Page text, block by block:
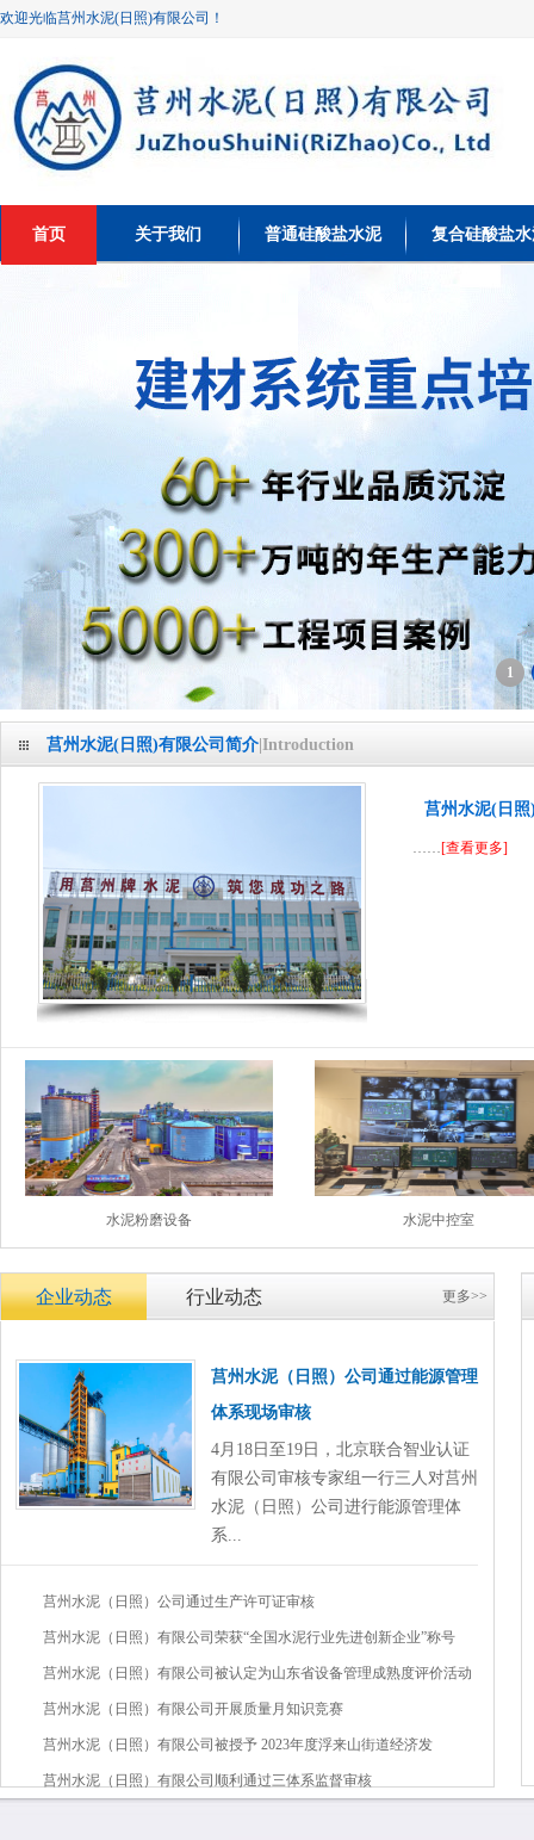
欢迎光临莒州水泥(日照)有限公司！
首页 关于我们 普通硅酸盐水泥 复合硅酸盐
1
莒州水泥(日照)有限公司简介 |Introduction
莒州水泥(日
……[查看更多]
水泥粉磨设备 水泥中控室
企业动态 行业动态 更多>>
莒州水泥（日照）公司通过能源管理
体系现场审核
4月18日至19日，北京联合智业认证
有限公司审核专家组一行三人对莒州
水泥（日照）公司进行能源管理体
系...
莒州水泥（日照）公司通过生产许可证审核
莒州水泥（日照）有限公司荣获“全国水泥行业先进创新企业”称号
莒州水泥（日照）有限公司被认定为山东省设备管理成熟度评价活动
莒州水泥（日照）有限公司开展质量月知识竞赛
莒州水泥（日照）有限公司被授予 2023年度浮来山街道经济发
莒州水泥（日照）有限公司顺利通过三体系监督审核